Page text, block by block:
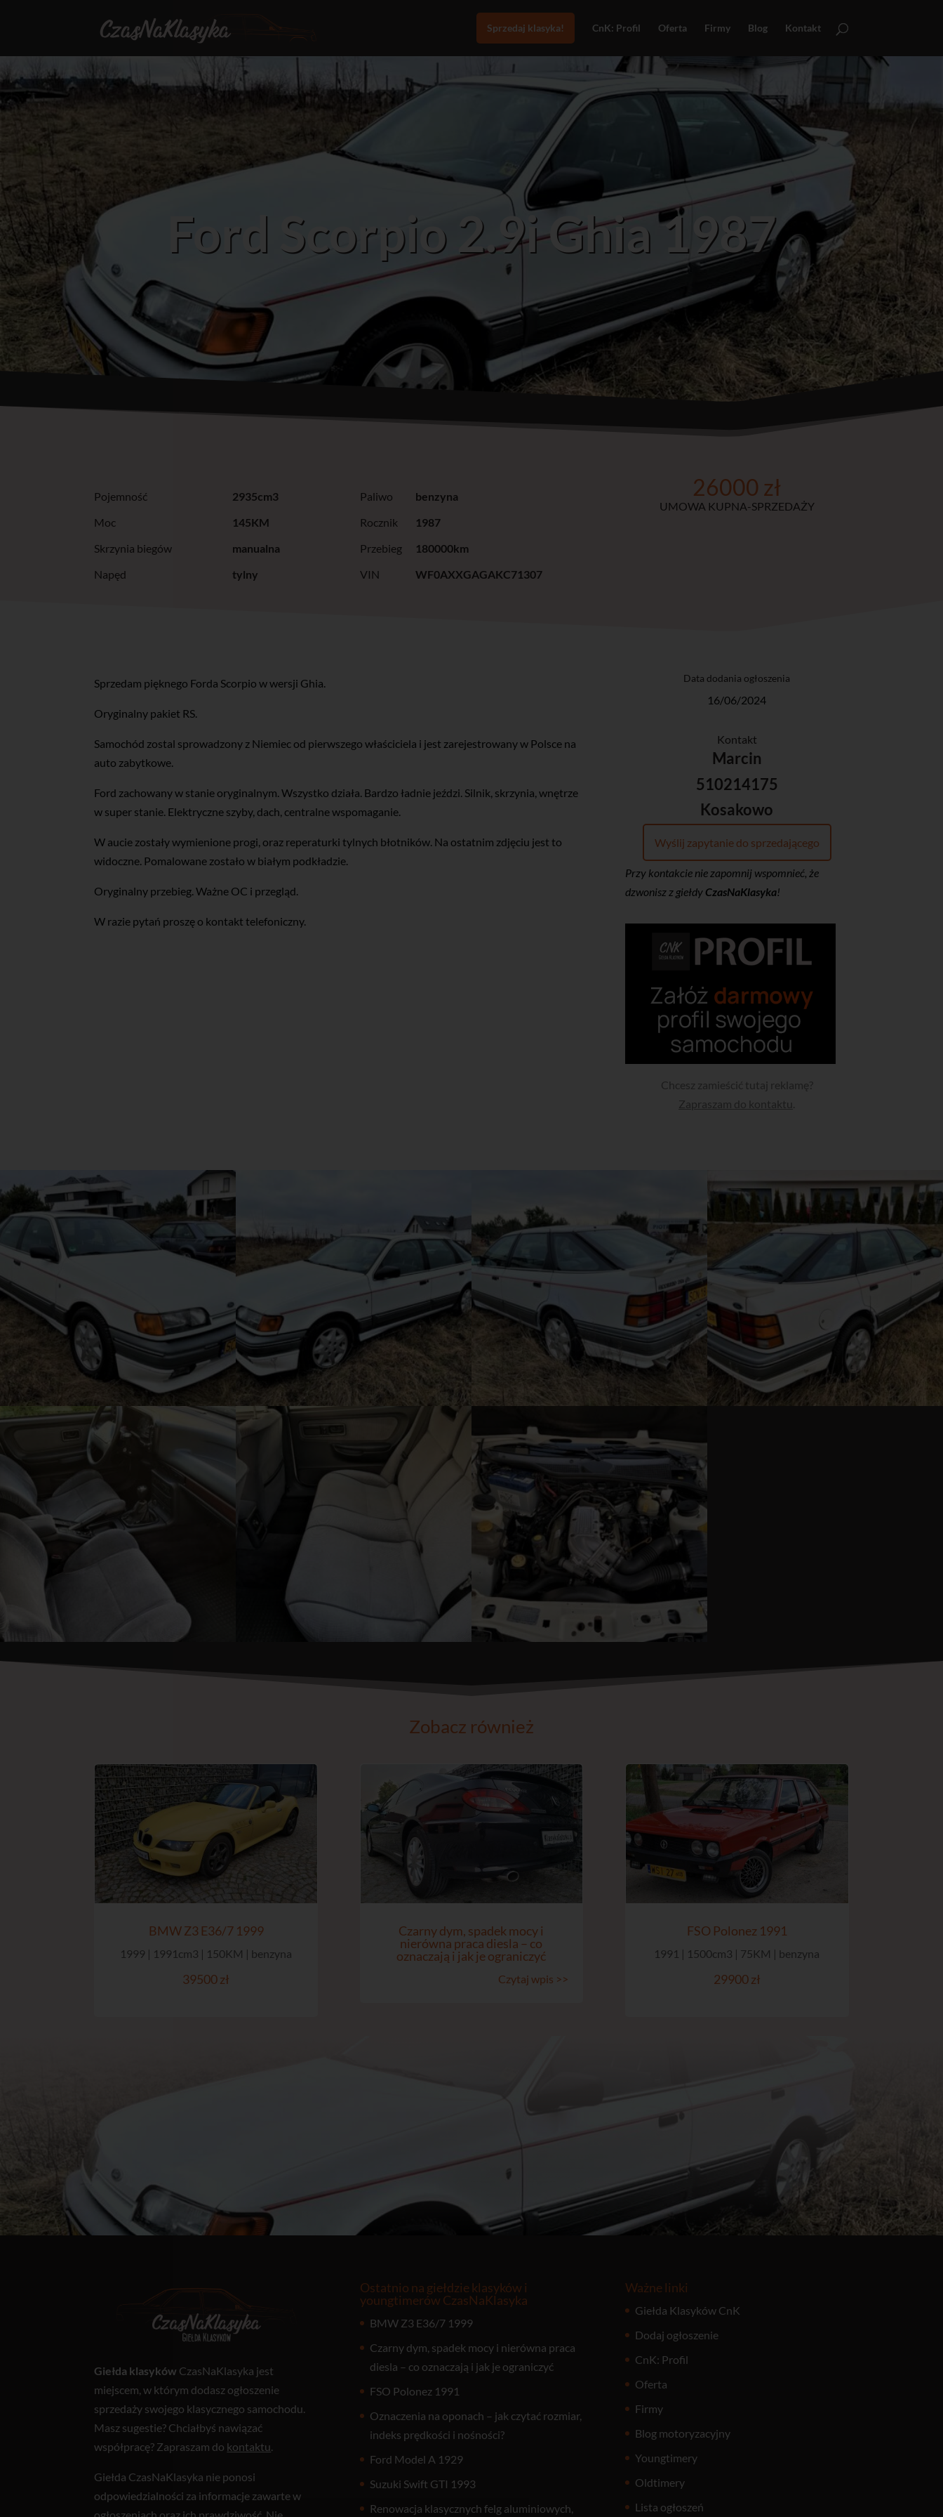
Sprzedaj klasyka! CnK: Profil Oferta Firmy Blog Kontakt
Ford Scorpio 2.9i Ghia 1987
Pojemność
2935cm3
Moc
145KM
Skrzynia biegów
manualna
Napęd
tylny
Paliwo
benzyna
Rocznik
1987
Przebieg
180000km
VIN
WF0AXXGAGAKC71307
26000 zł
UMOWA KUPNA-SPRZEDAŻY
Sprzedam pięknego Forda Scorpio w wersji Ghia.
Oryginalny pakiet RS.
Samochód zostal sprowadzony z Niemiec od pierwszego właściciela i jest zarejestrowany w Polsce na
auto zabytkowe.
Ford zachowany w stanie oryginalnym. Wszystko działa. Bardzo ładnie jeździ. Silnik, skrzynia, wnętrze
w super stanie. Elektryczne szyby, dach, centralne wspomaganie.
W aucie zostały wymienione progi, oraz reperaturki tylnych błotników. Na ostatnim zdjęciu jest to
widoczne. Pomalowane zostało w białym podkładzie.
Oryginalny przebieg. Ważne OC i przegląd.
W razie pytań proszę o kontakt telefoniczny.
Data dodania ogłoszenia
16/06/2024
Kontakt
Marcin
510214175
Kosakowo
Wyślij zapytanie do sprzedającego
Przy kontakcie nie zapomnij wspomnieć, że
dzwonisz z giełdy CzasNaKlasyka!
Chcesz zamieścić tutaj reklamę?
Zapraszam do kontaktu
Zobacz również
BMW Z3 E36/7 1999
1999 | 1991cm3 | 150KM | benzyna
39500 zł
Czarny dym, spadek mocy i
nierówna praca diesla – co
oznaczają i jak je ograniczyć
Czytaj wpis >>
FSO Polonez 1991
1991 | 1500cm3 | 75KM | benzyna
29900 zł
Giełda klasyków CzasNaKlasyka jest
miejscem, w którym dodasz ogłoszenie
sprzedaży swojego klasycznego samochodu.
Masz sugestie? Chciałbyś nawiązać
współpracę? Zapraszam do kontaktu.
Giełda CzasNaKlasyka nie ponosi
odpowiedzialności za informacje zawarte w
Ostatnio na giełdzie klasyków i
youngtimerów CzasNaKlasyka
BMW Z3 E36/7 1999
Czarny dym, spadek mocy i nierówna praca
diesla – co oznaczają i jak je ograniczyć
FSO Polonez 1991
Oznaczenia na oponach – jak czytać rozmiar,
indeks prędkości i nośności?
Ford Model A 1929
Suzuki Swift GTI 1993
Renowacja klasycznych felg aluminiowych,
Ważne linki
Giełda Klasyków CnK
Dodaj ogłoszenie
CnK: Profil
Oferta
Firmy
Blog motoryzacyjny
Youngtimery
Oldtimery
Lista ogłoszeń